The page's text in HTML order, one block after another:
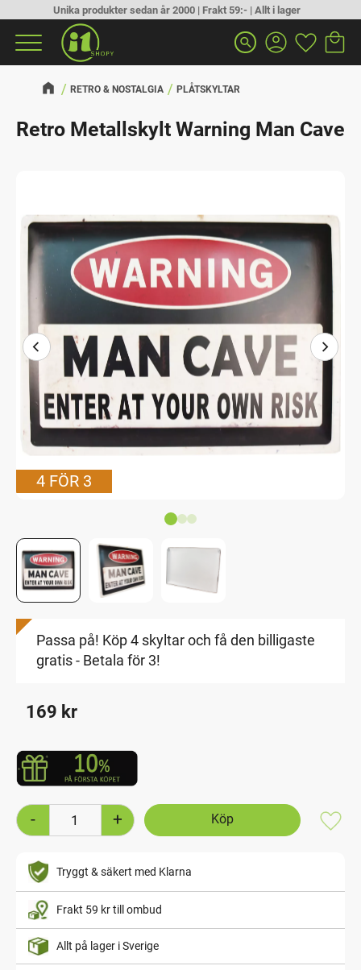
Meny
Unika produkter sedan år 2000 | Frakt 59:- | Allt i lager
search
RETRO & NOSTALGIA PLÅTSKYLTAR
Retro Metallskylt Warning Man Cave
4 FÖR 3
Passa på! Köp 4 skyltar och få den billigaste
gratis - Betala för 3!
169 kr
+
-
Tryggt & säkert med Klarna
Frakt 59 kr till ombud
Allt på lager i Sverige